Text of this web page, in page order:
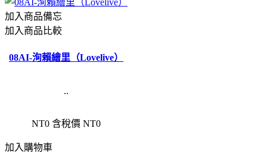
加入商品備忘
加入商品比較
08AI-洵賴繪里（Lovelive）
..
NT0 含稅價 NT0
加入購物車